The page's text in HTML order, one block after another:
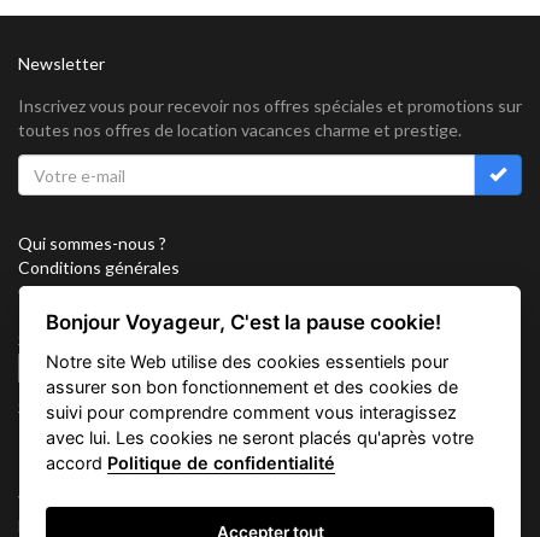
Newsletter
Inscrivez vous pour recevoir nos offres spéciales et promotions sur
toutes nos offres de location vacances charme et prestige.
Qui sommes-nous ?
Conditions générales
Confidentialité
Partenariat
Sitemap
Cookies
Suivez nous sur
Vacation Key Corp. 2905 Point East Drive #L-215. Aventura.
FLORIDA 33160.
Bonjour Voyageur, C'est la pause cookie!
Notre site Web utilise des cookies essentiels pour
assurer son bon fonctionnement et des cookies de
suivi pour comprendre comment vous interagissez
avec lui. Les cookies ne seront placés qu'après votre
accord Politique de confidentialité
Accepter tout